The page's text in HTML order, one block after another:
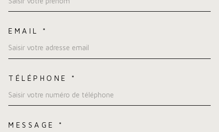
EMAIL *
TÉLÉPHONE *
MESSAGE *